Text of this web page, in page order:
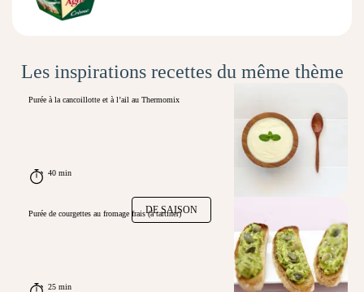
Les inspirations recettes du même thème
Purée à la cancoillotte et à l’ail au Thermomix
40 min
DE SAISON
Purée de courgettes au fromage frais (à tartiner)
25 min